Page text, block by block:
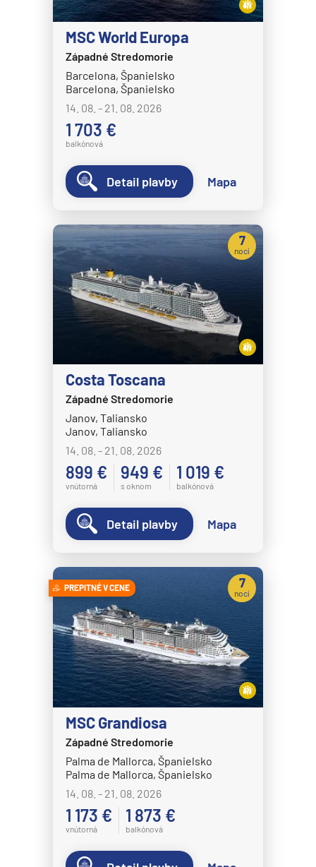
MSC World Europa
Západné Stredomorie
Barcelona, Španielsko
Barcelona, Španielsko
14. 08. - 21. 08. 2026
1 703 €
balkónová
Detail plavby Mapa
Costa Toscana
Západné Stredomorie
Janov, Taliansko
Janov, Taliansko
14. 08. - 21. 08. 2026
899 €
vnútorná
949 €
s oknom
1 019 €
balkónová
7
nocí
Detail plavby Mapa
PREPITNÉ V CENE
MSC Grandiosa
Západné Stredomorie
Palma de Mallorca, Španielsko
Palma de Mallorca, Španielsko
14. 08. - 21. 08. 2026
1 173 €
vnútorná
1 873 €
balkónová
7
nocí